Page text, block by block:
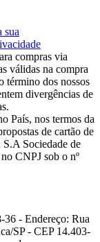
sua
compras via
válidas na compra
término dos nossos
divergências de
País, nos termos da
de cartão de
Sociedade de
CNPJ sob o nº
- Endereço: Rua
SP - CEP 14.403-